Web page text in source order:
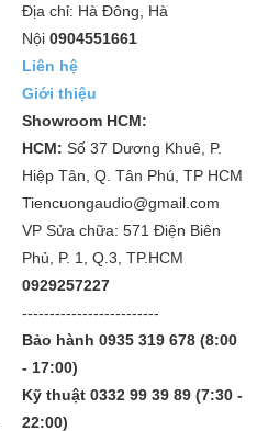
Địa chỉ: Hà Đông, Hà
Nội 0904551661
Liên hệ
Giới thiệu
Showroom HCM:
HCM: Số 37 Dương Khuê, P.
Hiệp Tân, Q. Tân Phú, TP HCM
Tiencuongaudio@gmail.com
VP Sửa chữa: 571 Điện Biên
Phủ, P. 1, Q.3, TP.HCM
0929257227
-------------------------
Bảo hành 0935 319 678 (8:00
- 17:00)
Kỹ thuật 0332 99 39 89 (7:30 -
22:00)